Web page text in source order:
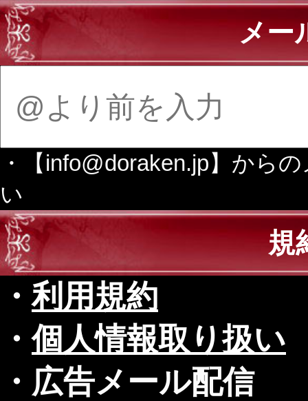
メー
・【info@doraken.jp】から
い
規
・利用規約
・個人情報取り扱い
・ 広告メール配信